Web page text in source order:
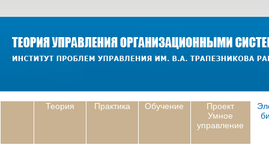
Теория Практика Обучение
Проект
Умное
управление